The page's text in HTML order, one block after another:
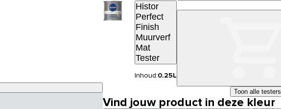
Histor
Perfect
Finish
Muurverf
Mat
Tester
Inhoud:0.25L
Toon alle testers
Vind jouw product in deze kleur